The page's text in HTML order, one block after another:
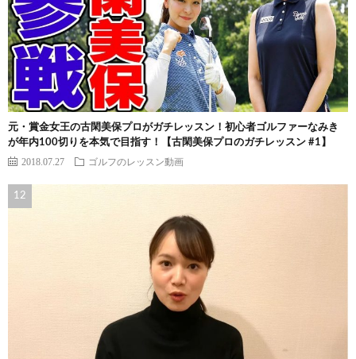
元・賞金女王の古閑美保プロがガチレッスン！初心者ゴルファーなみき
が年内100切りを本気で目指す！【古閑美保プロのガチレッスン #1】
2018.07.27 ゴルフのレッスン動画